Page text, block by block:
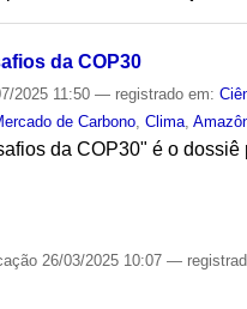
da COP30
2025 11:50— registrado em:
de Carbono ,Clima ,
da COP30" é o dossiê
26/03/2025 10:07—